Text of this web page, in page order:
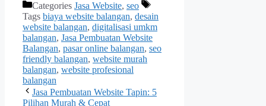
Categories Jasa Website, seo
Tags biaya website balangan, desain
website balangan, digitalisasi umkm
balangan, Jasa Pembuatan Website
Balangan, pasar online balangan, seo
friendly balangan, website murah
balangan, website profesional
balangan
Jasa Pembuatan Website Tapin: 5
Pilihan Murah & Cepat